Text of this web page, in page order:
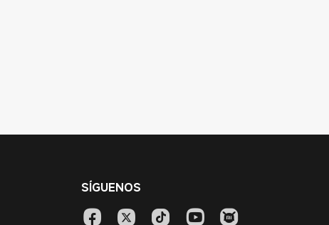
SÍGUENOS